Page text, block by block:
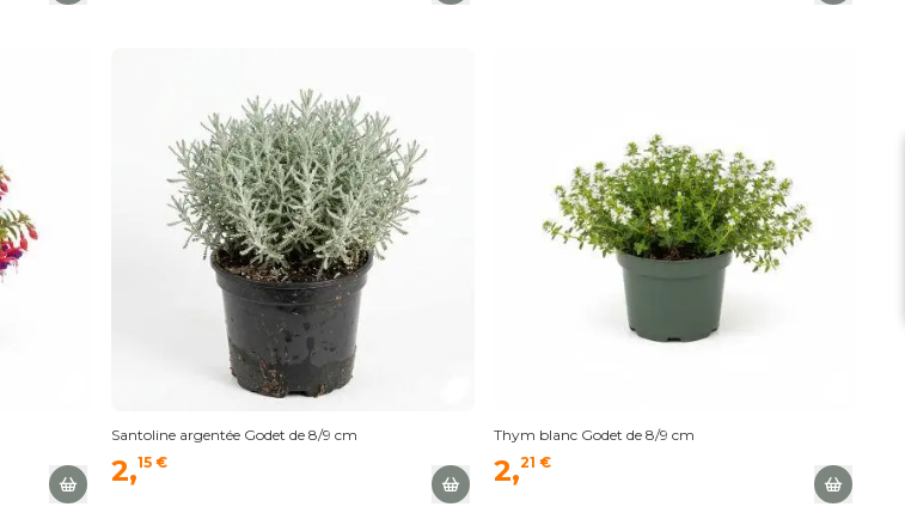
Santoline argentée Godet de 8/9 cm
2,15 €
Thym blanc Godet de 8/9 cm
2,21 €